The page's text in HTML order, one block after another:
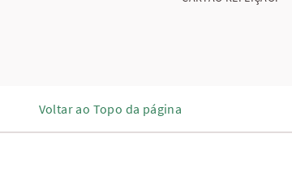
Voltar ao Topo da página